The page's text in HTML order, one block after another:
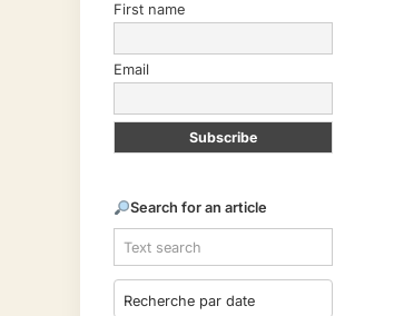
First name
Email
Search for an article